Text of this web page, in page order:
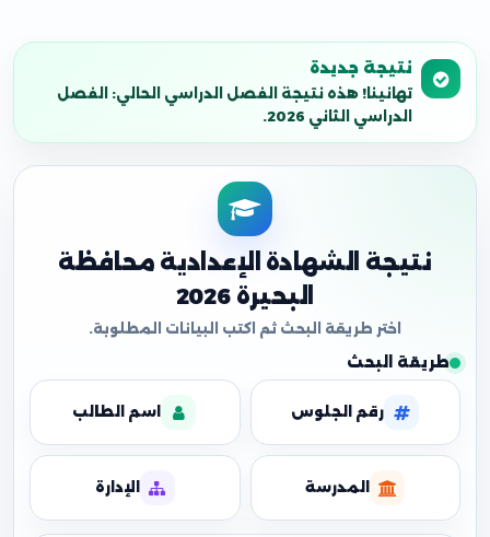
نتيجة جديدة
تهانينا! هذه نتيجة الفصل الدراسي الحالي: الفصل
الدراسي الثاني 2026.
نتيجة الشهادة الإعدادية محافظة
البحيرة 2026
طريقة البحث
رقم الجلوس اسم الطالب
المدرسة الإدارة